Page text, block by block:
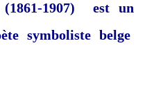
(1861-1907) est un
symboliste belge